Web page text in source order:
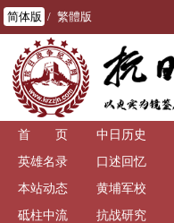
简体版 / 繁體版
首 页 中日历史
英雄名录
口述回忆
本站动态
黄埔军校
砥柱中流
抗战研究